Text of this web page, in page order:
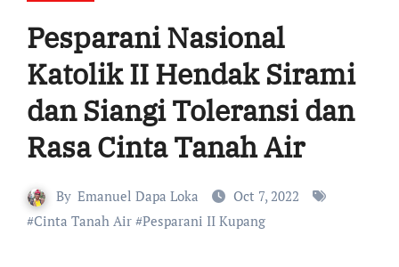
Pesparani Nasional
Katolik II Hendak Sirami
dan Siangi Toleransi dan
Rasa Cinta Tanah Air
By Emanuel Dapa Loka
Oct 7, 2022
#Cinta Tanah Air#Pesparani II Kupang